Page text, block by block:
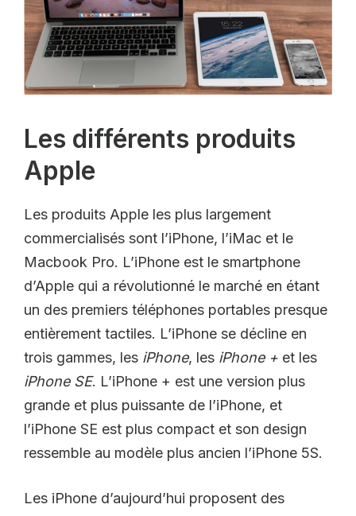
Les différents produits
Apple
Les produits Apple les plus largement
commercialisés sont l’iPhone, l’iMac et le
Macbook Pro. L’iPhone est le smartphone
d’Apple qui a révolutionné le marché en étant
un des premiers téléphones portables presque
entièrement tactiles. L’iPhone se décline en
trois gammes, les iPhone, les iPhone + et les
iPhone SE. L’iPhone + est une version plus
grande et plus puissante de l’iPhone, et
l’iPhone SE est plus compact et son design
ressemble au modèle plus ancien l’iPhone 5S.
Les iPhone d’aujourd’hui proposent des